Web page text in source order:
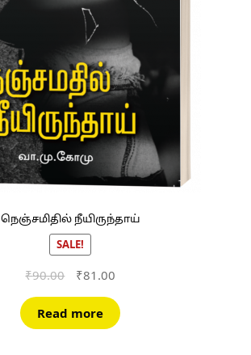
நெஞ்சமிதில் நீயிருந்தாய்
SALE!
₹90.00
Original
was:
₹90.00.
₹81.00Current
is:
₹81.00.
Read more